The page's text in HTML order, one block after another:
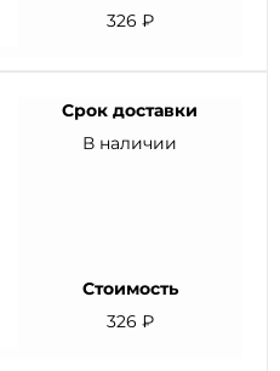
326 ₽
Срок доставки
В наличии
Стоимость
326 ₽